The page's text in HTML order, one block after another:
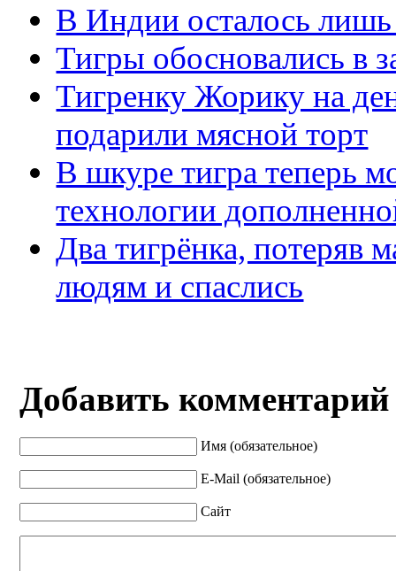
В Индии осталось лишь
Тигры обосновались в
Тигренку Жорику на
подарили мясной торт
В шкуре тигра теперь
технологии
Два тигрёнка, потеряв
людям и спаслись
Добавить комментарий
Имя (обязательное)
E-Mail (обязательное)
Сайт